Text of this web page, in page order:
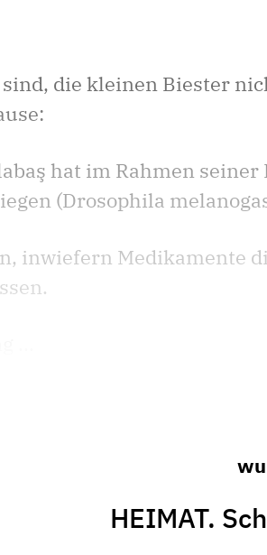
die kleinen Biester
hat im Rahmen
(Drosophila
inwiefern Medikamente
HEIMAT.